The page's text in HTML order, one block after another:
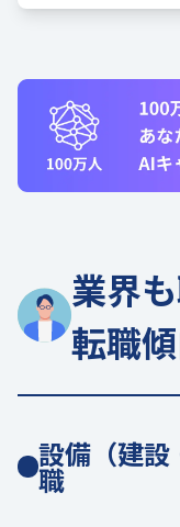
業界
転職
設備（建
職